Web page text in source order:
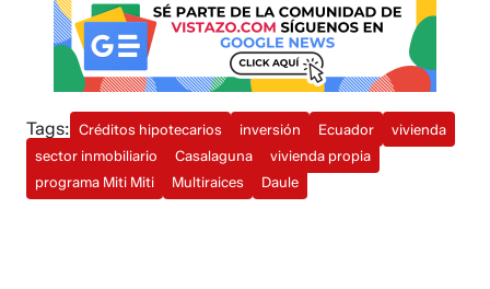
Tags: Créditos hipotecarios inversión Ecuador
vivienda
sector inmobiliario
Casalaguna
vivienda propia
programa Miti Miti
Multiraices Daule